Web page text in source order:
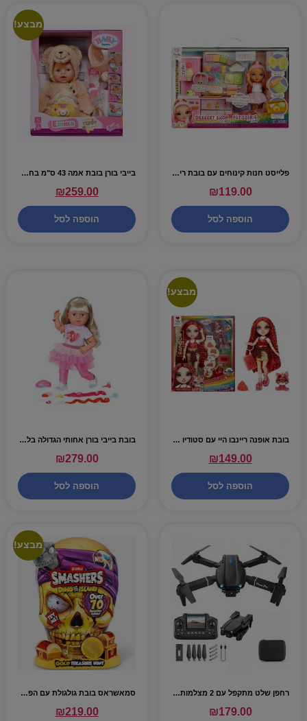
פלייסט חנות קינוחים עם בובת ריינבו היי מיני – RAINBOW
₪119.00
הוספה לסל
מבצע!
בייבי בורן בובת אמה 43 ס"מ בחליפת דב – BABY BORN
₪259.00
הוספה לסל
מבצע!
בובת אופנה ריינבו היי עם סטודיו ליצירת אביזרי קריסטל – רובי (אדומה) – RAINBOW
₪149.00
הוספה לסל
בובת בייבי בורן אחותי הגדולה בלונדינית – BABY BORN
₪279.00
הוספה לסל
רחפן שלט מתקפל עם 2 מצלמות ומסך מובנה בשלט
₪179.00
מבצע!
סמאשראס בובת גולגולת עם הפתעות 70 – SMASHERS DINO ISLAND
₪219.00